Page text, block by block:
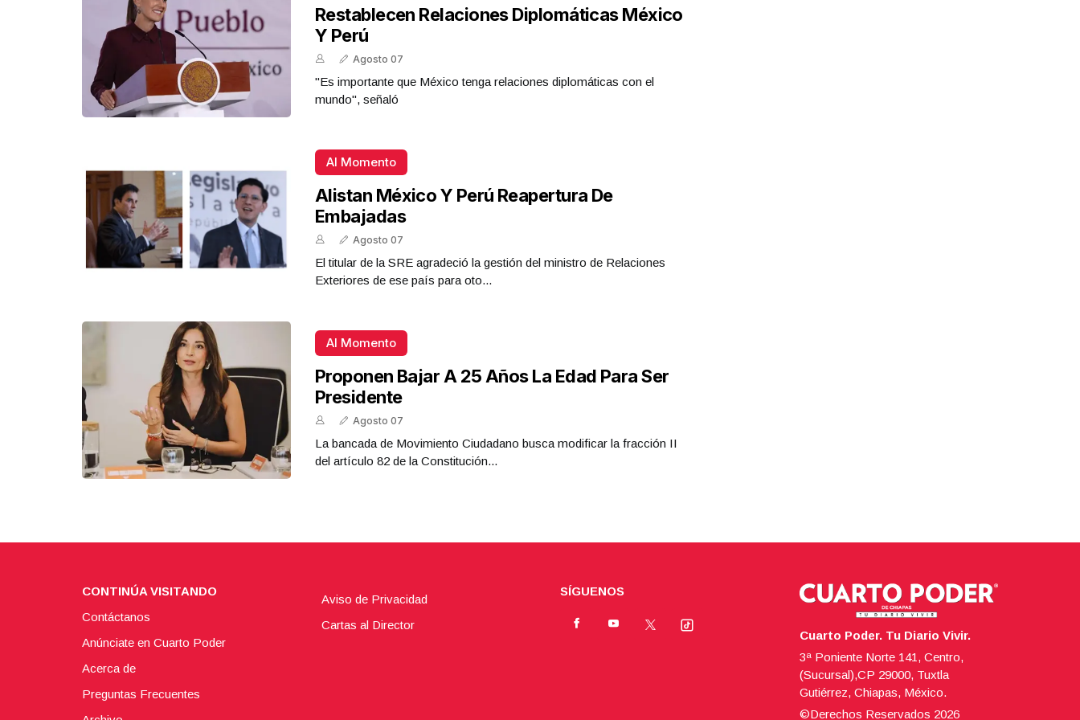
Restablecen Relaciones Diplomáticas México
Y Perú
Agosto 07
"Es importante que México tenga relaciones diplomáticas con el
mundo", señaló
Al Momento
Alistan México Y Perú Reapertura De
Embajadas
Agosto 07
El titular de la SRE agradeció la gestión del ministro de Relaciones
Exteriores de ese país para oto...
Al Momento
Proponen Bajar A 25 Años La Edad Para Ser
Presidente
Agosto 07
La bancada de Movimiento Ciudadano busca modificar la fracción II
del artículo 82 de la Constitución...
CONTINÚA VISITANDO
Contáctanos
Anúnciate en Cuarto Poder
Acerca de
Preguntas Frecuentes
Aviso de Privacidad
Cartas al Director
SÍGUENOS
Cuarto Poder. Tu Diario Vivir.
3ª Poniente Norte 141, Centro,
(Sucursal),CP 29000, Tuxtla
Gutiérrez, Chiapas, México.
©Derechos Reservados 2026